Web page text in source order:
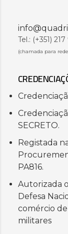
Tel.: (+351)
(chamada para
SECRETO.
Registada
PA816.
Autorizada
Defesa
comércio
militares